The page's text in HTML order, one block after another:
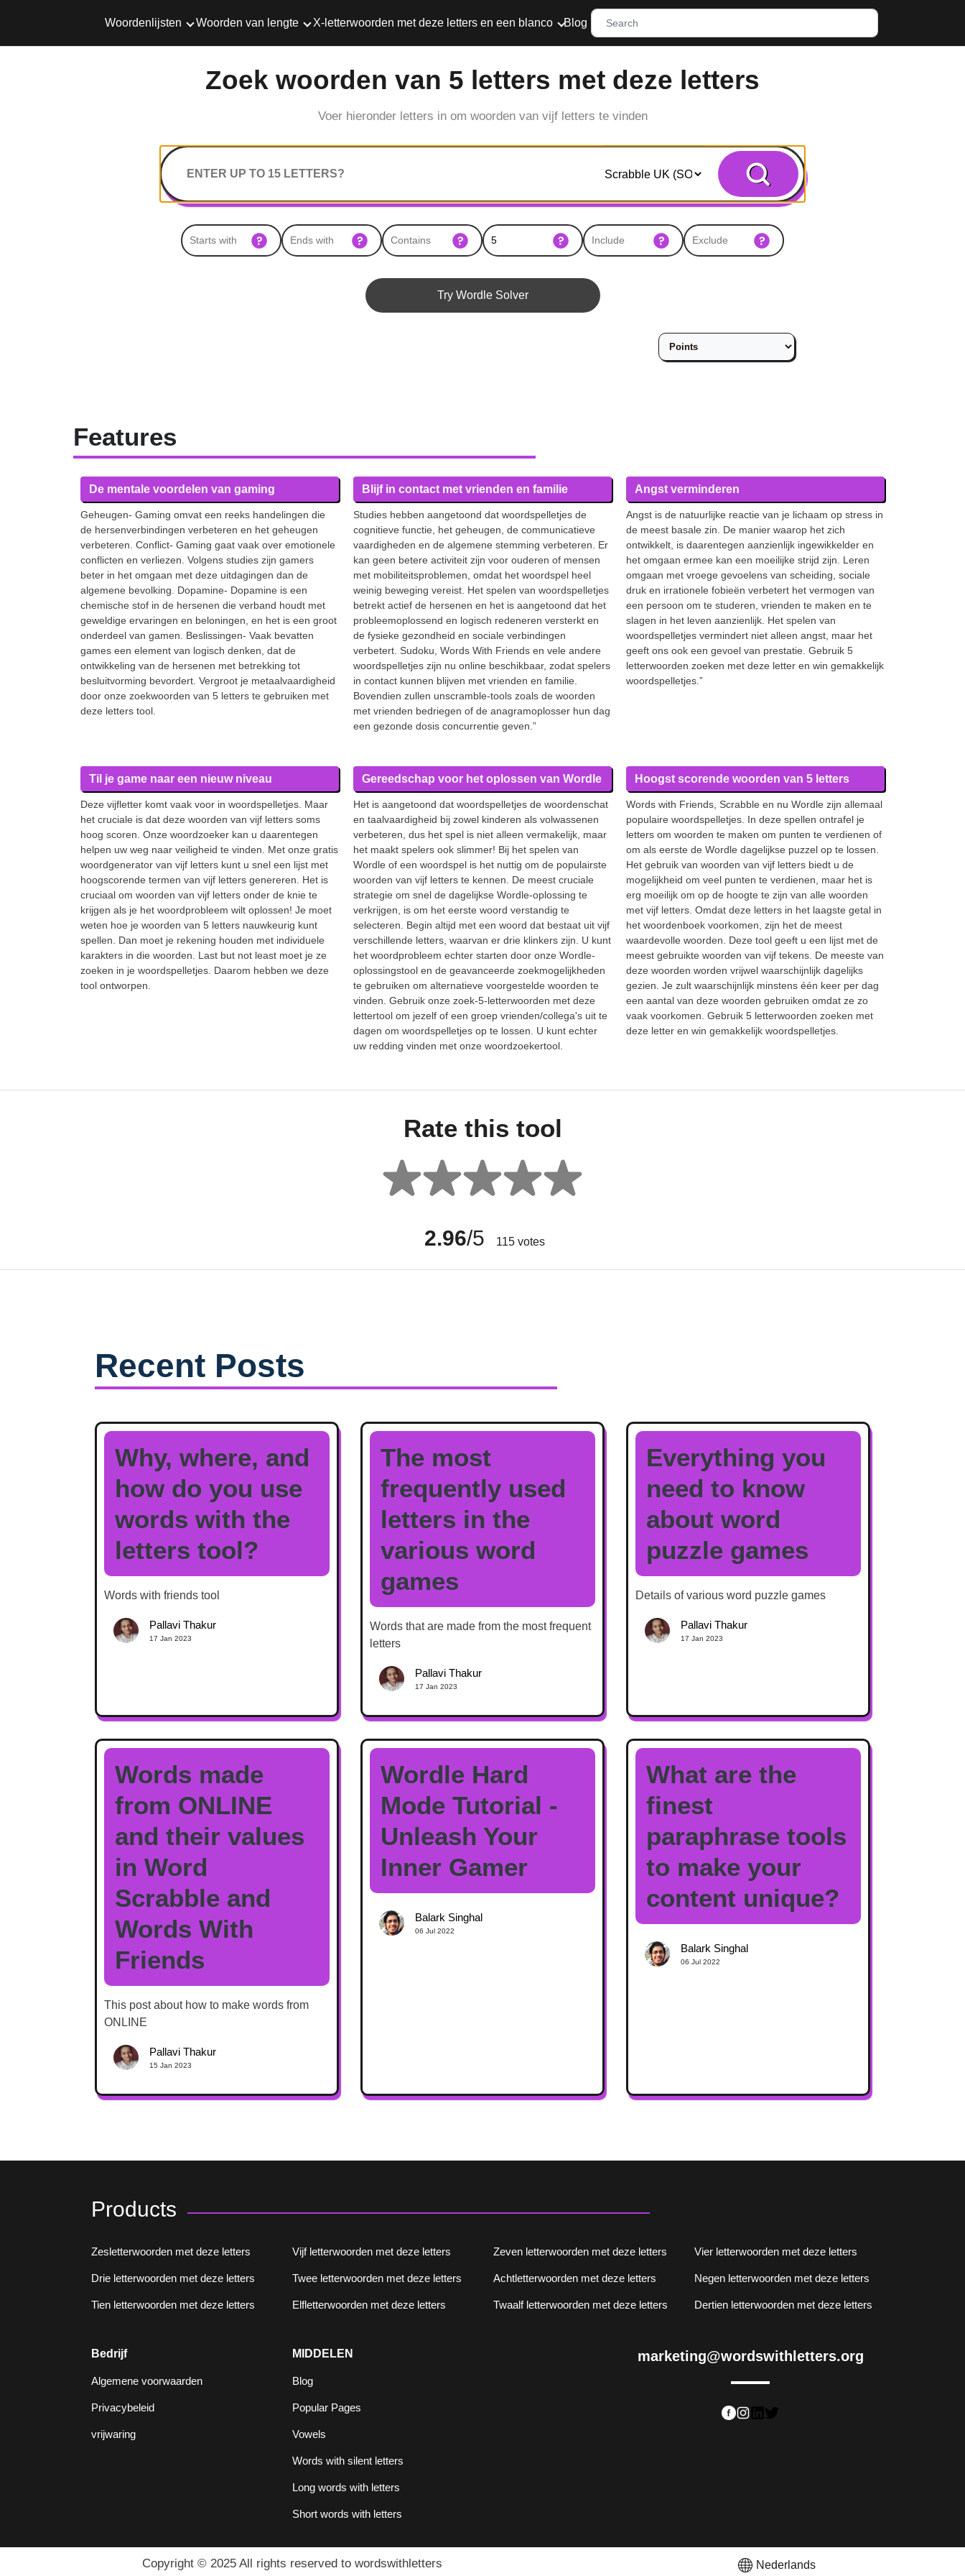
Woordenlijsten Woorden van lengte X-letterwoorden met deze letters en een blanco Blog
Zoek woorden van 5 letters met deze letters
Voer hieronder letters in om woorden van vijf letters te vinden
Search
Try Wordle Solver
Features
De mentale voordelen van gaming
Geheugen- Gaming omvat een reeks handelingen die
de hersenverbindingen verbeteren en het geheugen
verbeteren. Conflict- Gaming gaat vaak over emotionele
conflicten en verliezen. Volgens studies zijn gamers
beter in het omgaan met deze uitdagingen dan de
algemene bevolking. Dopamine- Dopamine is een
chemische stof in de hersenen die verband houdt met
geweldige ervaringen en beloningen, en het is een groot
onderdeel van gamen. Beslissingen- Vaak bevatten
games een element van logisch denken, dat de
ontwikkeling van de hersenen met betrekking tot
besluitvorming bevordert. Vergroot je metaalvaardigheid
door onze zoekwoorden van 5 letters te gebruiken met
deze letters tool.
Blijf in contact met vrienden en familie
Studies hebben aangetoond dat woordspelletjes de
cognitieve functie, het geheugen, de communicatieve
vaardigheden en de algemene stemming verbeteren. Er
kan geen betere activiteit zijn voor ouderen of mensen
met mobiliteitsproblemen, omdat het woordspel heel
weinig beweging vereist. Het spelen van woordspelletjes
betrekt actief de hersenen en het is aangetoond dat het
probleemoplossend en logisch redeneren versterkt en
de fysieke gezondheid en sociale verbindingen
verbetert. Sudoku, Words With Friends en vele andere
woordspelletjes zijn nu online beschikbaar, zodat spelers
in contact kunnen blijven met vrienden en familie.
Bovendien zullen unscramble-tools zoals de woorden
met vrienden bedriegen of de anagramoplosser hun dag
een gezonde dosis concurrentie geven.”
Angst verminderen
Angst is de natuurlijke reactie van je lichaam op stress in
de meest basale zin. De manier waarop het zich
ontwikkelt, is daarentegen aanzienlijk ingewikkelder en
het omgaan ermee kan een moeilijke strijd zijn. Leren
omgaan met vroege gevoelens van scheiding, sociale
druk en irrationele fobieën verbetert het vermogen van
een persoon om te studeren, vrienden te maken en te
slagen in het leven aanzienlijk. Het spelen van
woordspelletjes vermindert niet alleen angst, maar het
geeft ons ook een gevoel van prestatie. Gebruik 5
letterwoorden zoeken met deze letter en win gemakkelijk
woordspelletjes.”
Til je game naar een nieuw niveau
Deze vijfletter komt vaak voor in woordspelletjes. Maar
het cruciale is dat deze woorden van vijf letters soms
hoog scoren. Onze woordzoeker kan u daarentegen
helpen uw weg naar veiligheid te vinden. Met onze gratis
woordgenerator van vijf letters kunt u snel een lijst met
hoogscorende termen van vijf letters genereren. Het is
cruciaal om woorden van vijf letters onder de knie te
krijgen als je het woordprobleem wilt oplossen! Je moet
weten hoe je woorden van 5 letters nauwkeurig kunt
spellen. Dan moet je rekening houden met individuele
karakters in die woorden. Last but not least moet je ze
zoeken in je woordspelletjes. Daarom hebben we deze
tool ontworpen.
Gereedschap voor het oplossen van Wordle
Het is aangetoond dat woordspelletjes de woordenschat
en taalvaardigheid bij zowel kinderen als volwassenen
verbeteren, dus het spel is niet alleen vermakelijk, maar
het maakt spelers ook slimmer! Bij het spelen van
Wordle of een woordspel is het nuttig om de populairste
woorden van vijf letters te kennen. De meest cruciale
strategie om snel de dagelijkse Wordle-oplossing te
verkrijgen, is om het eerste woord verstandig te
selecteren. Begin altijd met een woord dat bestaat uit vijf
verschillende letters, waarvan er drie klinkers zijn. U kunt
het woordprobleem echter starten door onze Wordle-
oplossingstool en de geavanceerde zoekmogelijkheden
te gebruiken om alternatieve voorgestelde woorden te
vinden. Gebruik onze zoek-5-letterwoorden met deze
lettertool om jezelf of een groep vrienden/collega's uit te
dagen om woordspelletjes op te lossen. U kunt echter
uw redding vinden met onze woordzoekertool.
Hoogst scorende woorden van 5 letters
Words with Friends, Scrabble en nu Wordle zijn allemaal
populaire woordspelletjes. In deze spellen ontrafel je
letters om woorden te maken om punten te verdienen of
om als eerste de Wordle dagelijkse puzzel op te lossen.
Het gebruik van woorden van vijf letters biedt u de
mogelijkheid om veel punten te verdienen, maar het is
erg moeilijk om op de hoogte te zijn van alle woorden
met vijf letters. Omdat deze letters in het laagste getal in
het woordenboek voorkomen, zijn het de meest
waardevolle woorden. Deze tool geeft u een lijst met de
meest gebruikte woorden van vijf tekens. De meeste van
deze woorden worden vrijwel waarschijnlijk dagelijks
gezien. Je zult waarschijnlijk minstens één keer per dag
een aantal van deze woorden gebruiken omdat ze zo
vaak voorkomen. Gebruik 5 letterwoorden zoeken met
deze letter en win gemakkelijk woordspelletjes.
Rate this tool
2.96/5 115votes
Recent Posts
Why, where, and
how do you use
words with the
letters tool?
Words with friends tool
Pallavi Thakur
17 Jan 2023
The most
frequently used
letters in the
various word
games
Words that are made from the most frequent
letters
Pallavi Thakur
17 Jan 2023
Everything you
need to know
about word
puzzle games
Details of various word puzzle games
Pallavi Thakur
17 Jan 2023
Words made
from ONLINE
and their values
in Word
Scrabble and
Words With
Friends
This post about how to make words from
ONLINE
Pallavi Thakur
15 Jan 2023
Wordle Hard
Mode Tutorial -
Unleash Your
Inner Gamer
Balark Singhal
06 Jul 2022
What are the
finest
paraphrase tools
to make your
content unique?
Balark Singhal
06 Jul 2022
Products
Zesletterwoorden met deze letters Vijf letterwoorden met deze letters Zeven letterwoorden met deze letters Vier letterwoorden met deze letters
Drie letterwoorden met deze letters Twee letterwoorden met deze letters Achtletterwoorden met deze letters Negen letterwoorden met deze letters
Tien letterwoorden met deze letters Elfletterwoorden met deze letters Twaalf letterwoorden met deze letters Dertien letterwoorden met deze letters
Bedrijf
Algemene voorwaarden
Privacybeleid
vrijwaring
MIDDELEN
Blog
Popular Pages
Vowels
Words with silent letters
Long words with letters
Short words with letters
marketing@wordswithletters.org
Copyright © 2025 All rights reserved to wordswithletters Nederlands